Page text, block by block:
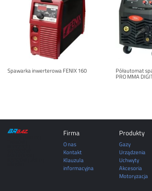
Spawarka inwerterowa FENIX 160 Półautomat
PRO MMA
Firma
O nas
Kontakt
Klauzula
informacyjna
Produkty
Gazy
Urządzenia
Uchwyty
Akcesoria
Motoryzacja